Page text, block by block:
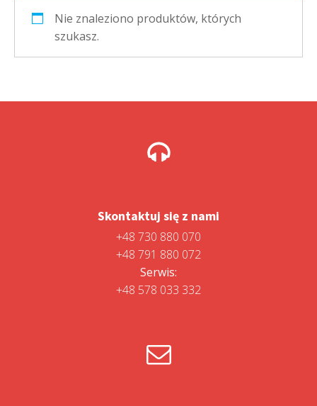
Nie znaleziono produktów, których
szukasz.
Skontaktuj się z nami
+48 730 880 070
+48 791 880 072
Serwis:
+48 578 033 332